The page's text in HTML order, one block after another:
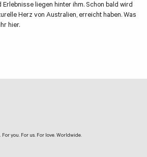
liegen hinter ihm. Schon bald wird
Herz von Australien, erreicht haben. Was
hier.
you. For us. For love. Worldwide.